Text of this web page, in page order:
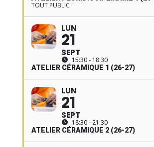
TOUT PUBLIC !
LUN
21
SEPT
15:30 - 18:30
ATELIER CÉRAMIQUE 1 (26-27)
LUN
21
SEPT
18:30 - 21:30
ATELIER CÉRAMIQUE 2 (26-27)